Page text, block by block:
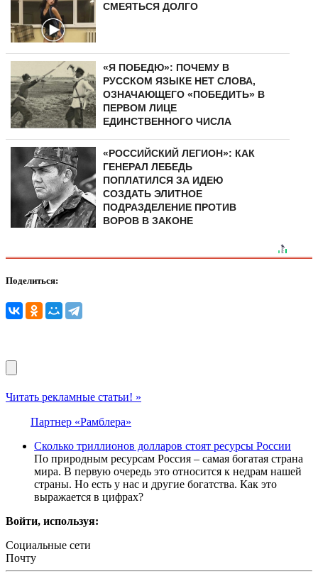
СМЕЯТЬСЯ ДОЛГО
«Я ПОБЕДЮ»: ПОЧЕМУ В
РУССКОМ ЯЗЫКЕ НЕТ СЛОВА,
ОЗНАЧАЮЩЕГО «ПОБЕДИТЬ» В
ПЕРВОМ ЛИЦЕ
ЕДИНСТВЕННОГО ЧИСЛА
«РОССИЙСКИЙ ЛЕГИОН»: КАК
ГЕНЕРАЛ ЛЕБЕДЬ
ПОПЛАТИЛСЯ ЗА ИДЕЮ
СОЗДАТЬ ЭЛИТНОЕ
ПОДРАЗДЕЛЕНИЕ ПРОТИВ
ВОРОВ В ЗАКОНЕ
Поделиться:
Читать рекламные статьи! »
Партнер «Рамблера»
Сколько триллионов долларов стоят ресурсы России
По природным ресурсам Россия – самая богатая страна
мира. В первую очередь это относится к недрам нашей
страны. Но есть у нас и другие богатства. Как это
выражается в цифрах?
Войти, используя:
Социальные сети
Почту